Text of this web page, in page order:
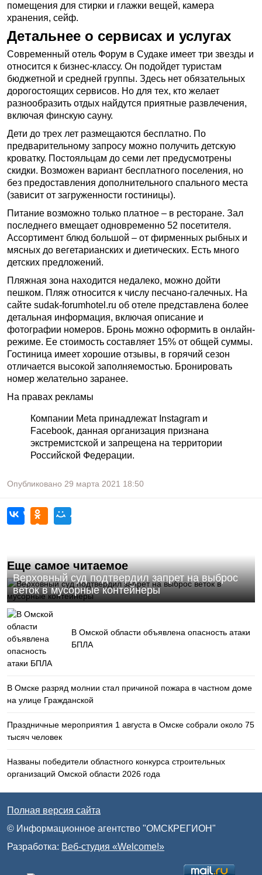
помещения для стирки и глажки вещей, камера
хранения, сейф.
Детальнее о сервисах и услугах
Современный отель Форум в Судаке имеет три звезды и
относится к бизнес-классу. Он подойдет туристам
бюджетной и средней группы. Здесь нет обязательных
дорогостоящих сервисов. Но для тех, кто желает
разнообразить отдых найдутся приятные развлечения,
включая финскую сауну.
Дети до трех лет размещаются бесплатно. По
предварительному запросу можно получить детскую
кроватку. Постояльцам до семи лет предусмотрены
скидки. Возможен вариант бесплатного поселения, но
без предоставления дополнительного спального места
(зависит от загруженности гостиницы).
Питание возможно только платное – в ресторане. Зал
последнего вмещает одновременно 52 посетителя.
Ассортимент блюд большой – от фирменных рыбных и
мясных до вегетарианских и диетических. Есть много
детских предложений.
Пляжная зона находится недалеко, можно дойти
пешком. Пляж относится к числу песчано-галечных. На
сайте sudak-forumhotel.ru об отеле представлена более
детальная информация, включая описание и
фотографии номеров. Бронь можно оформить в онлайн-
режиме. Ее стоимость составляет 15% от общей суммы.
Гостиница имеет хорошие отзывы, в горячий сезон
отличается высокой заполняемостью. Бронировать
номер желательно заранее.
На правах рекламы
Компании Meta принадлежат Instagram и
Facebook, данная организация признана
экстремистской и запрещена на территории
Российской Федерации.
Опубликовано 29 марта 2021 18:50
Еще самое читаемое
Верховный суд подтвердил запрет на выброс
веток в мусорные контейнеры
В Омской области объявлена опасность атаки
БПЛА
В Омске разряд молнии стал причиной пожара в частном доме
на улице Гражданской
Праздничные мероприятия 1 августа в Омске собрали около 75
тысяч человек
Названы победители областного конкурса строительных
организаций Омской области 2026 года
Полная версия сайта
© Информационное агентство "ОМСКРЕГИОН"
Разработка: Веб-студия «Welcome!»